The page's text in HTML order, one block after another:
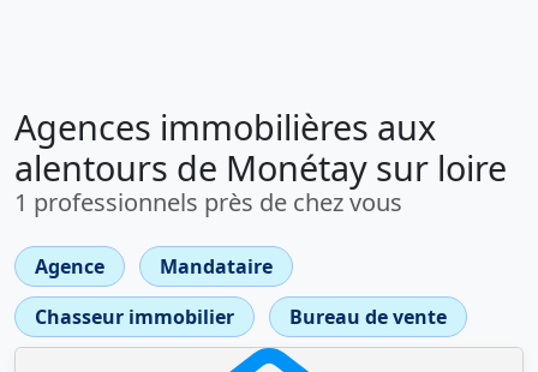
Agences immobilières aux
alentours de Monétay sur loire
1 professionnels près de chez vous
Agence
Mandataire
Chasseur immobilier
Bureau de vente